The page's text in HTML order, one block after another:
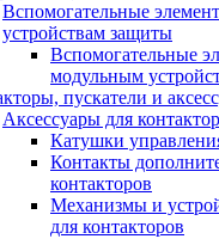
Вспомогательные
устройствам защиты
Вспомогательные
модульным
пускатели и
Аксессуары для
Катушки
Контакты
контакторов
Механизмы и
для контакторов